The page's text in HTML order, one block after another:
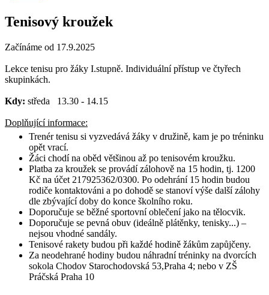
Tenisový kroužek
Začínáme od 17.9.2025
Lekce tenisu pro žáky I.stupně. Individuální přístup ve čtyřech
skupinkách.
Kdy: středa 13.30 - 14.15
Doplňující informace:
Trenér tenisu si vyzvedává žáky v družině, kam je po tréninku
opět vrací.
Žáci chodí na oběd většinou až po tenisovém kroužku.
Platba za kroužek se provádí zálohově na 15 hodin, tj. 1200
Kč na účet 217925362/0300. Po odehrání 15 hodin budou
rodiče kontaktováni a po dohodě se stanoví výše další zálohy
dle zbývající doby do konce školního roku.
Doporučuje se běžné sportovní oblečení jako na tělocvik.
Doporučuje se pevná obuv (ideálně plátěnky, tenisky...) –
nejsou vhodné sandály.
Tenisové rakety budou při každé hodině žákům zapůjčeny.
Za neodehrané hodiny budou náhradní tréninky na dvorcích
sokola Chodov Starochodovská 53,Praha 4; nebo v ZŠ
Práčská Praha 10